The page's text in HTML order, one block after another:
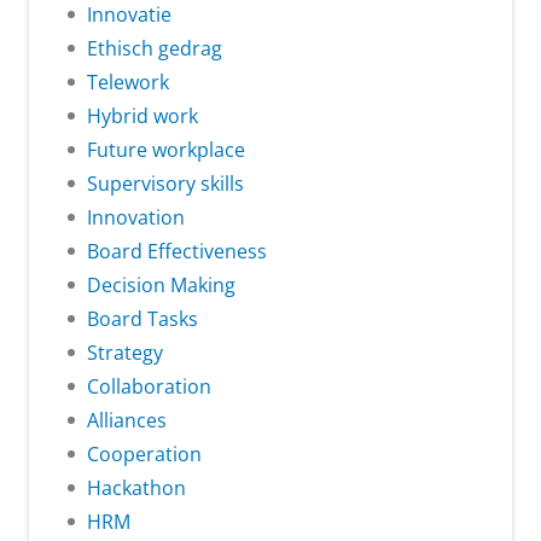
Innovatie
Ethisch gedrag
Telework
Hybrid work
Future workplace
Supervisory skills
Innovation
Board Effectiveness
Decision Making
Board Tasks
Strategy
Collaboration
Alliances
Cooperation
Hackathon
HRM